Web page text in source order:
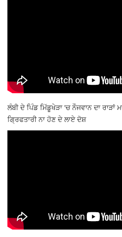
ਲੰਬੀ ਦੇ ਪਿੰਡ ਮਿੱਡੂਖੇੜਾ 'ਚ ਨੌਜਵਾਨ ਦਾ
ਗ੍ਰਿਫਤਾਰੀ ਨਾ ਹੋਣ ਦੇ ਲਾਏ ਦੋਸ਼